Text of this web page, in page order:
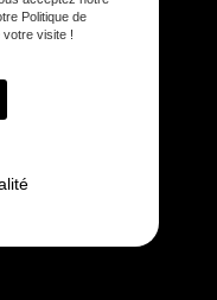
Politique de
votre visite !